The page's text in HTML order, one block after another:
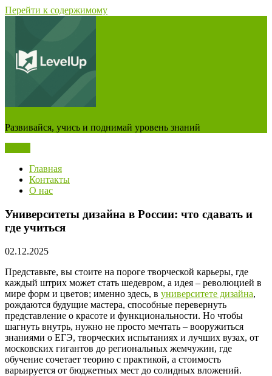
Перейти к содержимому
Развивайся, учись и поднимай уровень знаний
Главная
Контакты
О нас
Университеты дизайна в России: что сдавать и
где учиться
02.12.2025
Представьте, вы стоите на пороге творческой карьеры, где
каждый штрих может стать шедевром, а идея – революцией в
мире форм и цветов; именно здесь, в университете дизайна,
рождаются будущие мастера, способные перевернуть
представление о красоте и функциональности. Но чтобы
шагнуть внутрь, нужно не просто мечтать – вооружиться
знаниями о ЕГЭ, творческих испытаниях и лучших вузах, от
московских гигантов до региональных жемчужин, где
обучение сочетает теорию с практикой, а стоимость
варьируется от бюджетных мест до солидных вложений.